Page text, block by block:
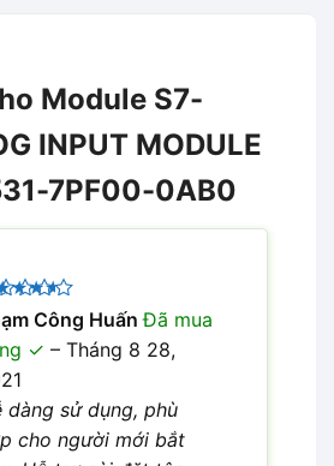
Module S7-
INPUT MODULE
7PF00-0AB0
hạng
sao
Công HuấnĐã mua
– Tháng 8 28,
dàng sử dụng, phù
cho người mới bắt